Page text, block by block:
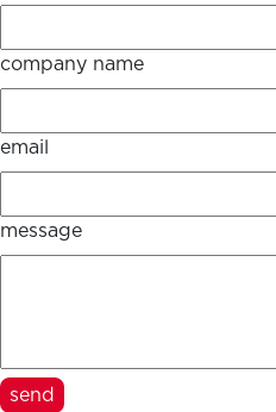
company name
email
message
send